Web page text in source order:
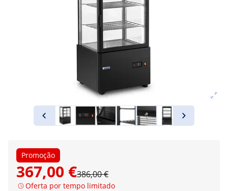
Promoção
367,00 €386,00 €
Oferta por tempo limitado